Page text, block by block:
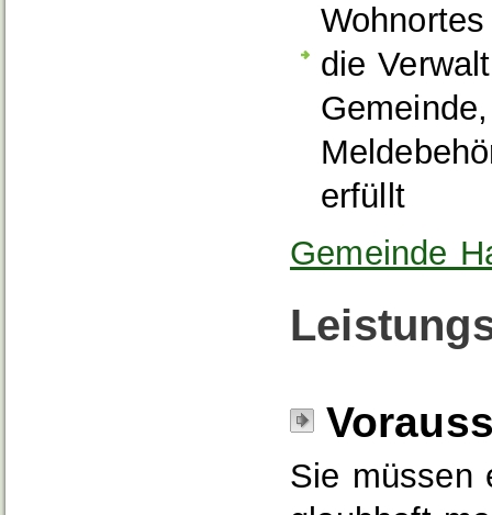
die
erfüllt
Gemeinde
Sie müssen